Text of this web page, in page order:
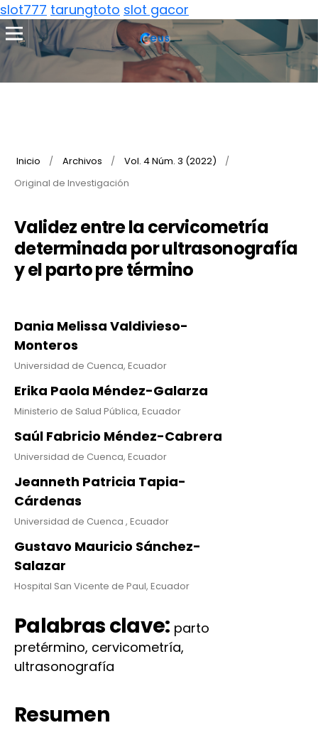
slot777 tarungtoto slot gacor
Inicio / Archivos / Vol. 4 Núm. 3 (2022)
/
Original de Investigación
Validez entre la cervicometría
determinada por ultrasonografía
y el parto pre término
Dania Melissa Valdivieso-
Monteros
Universidad de Cuenca, Ecuador
Erika Paola Méndez-Galarza
Ministerio de Salud Pública, Ecuador
Saúl Fabricio Méndez-Cabrera
Universidad de Cuenca, Ecuador
Jeanneth Patricia Tapia-
Cárdenas
Universidad de Cuenca , Ecuador
Gustavo Mauricio Sánchez-
Salazar
Hospital San Vicente de Paul, Ecuador
Palabras clave: parto
pretérmino, cervicometría,
ultrasonografía
Resumen